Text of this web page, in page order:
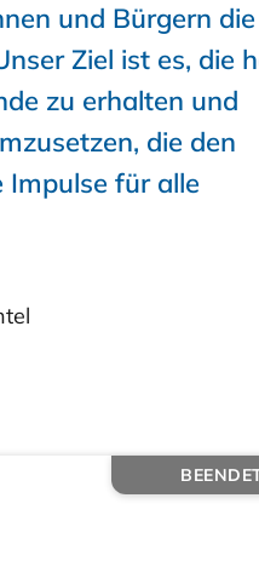
und Bürgern
Ziel ist es, die
zu erhalten und
die den
für alle